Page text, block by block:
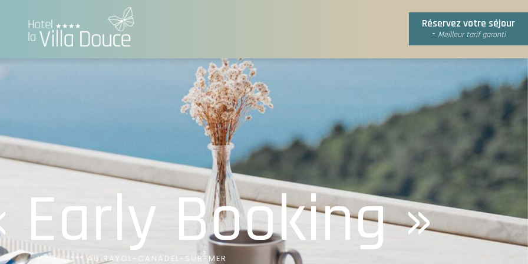
Réservez votre séjour
- Meilleur tarif garanti
Early Booking »
HÔTEL**** AU RAYOL-CANADEL-SUR-MER